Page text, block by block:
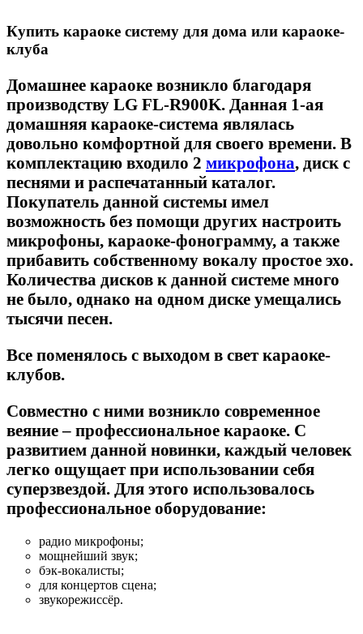
Купить караоке систему для дома или караоке-
клуба
Домашнее караоке возникло благодаря
производству LG FL-R900K. Данная 1-ая
домашняя караоке-система являлась
довольно комфортной для своего времени. В
комплектацию входило 2 микрофона, диск с
песнями и распечатанный каталог.
Покупатель данной системы имел
возможность без помощи других настроить
микрофоны, караоке-фонограмму, а также
прибавить собственному вокалу простое эхо.
Количества дисков к данной системе много
не было, однако на одном диске умещались
тысячи песен.
Все поменялось с выходом в свет караоке-
клубов.
Совместно с ними возникло современное
веяние – профессиональное караоке. С
развитием данной новинки, каждый человек
легко ощущает при использовании себя
суперзвездой. Для этого использовалось
профессиональное оборудование:
радио микрофоны;
мощнейший звук;
бэк-вокалисты;
для концертов сцена;
звукорежиссёр.